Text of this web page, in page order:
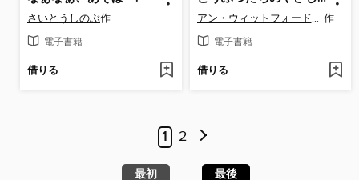
さいとうしのぶ作
電子書籍
借りる
アン・ウィットフォード・ポール 作
電子書籍
借りる
1 2
最初 最後